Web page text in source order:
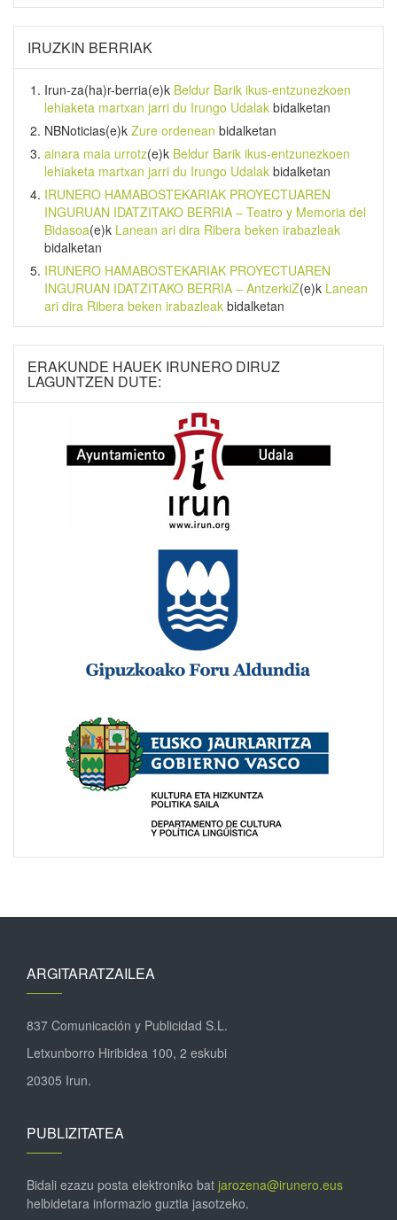
IRUZKIN BERRIAK
Irun-za(ha)r-berria(e)k Beldur Barik ikus-entzunezkoen
lehiaketa martxan jarri du Irungo Udalak bidalketan
NBNoticias(e)k Zure ordenean bidalketan
ainara maia urrotz(e)k Beldur Barik ikus-entzunezkoen
lehiaketa martxan jarri du Irungo Udalak bidalketan
IRUNERO HAMABOSTEKARIAK PROYECTUAREN
INGURUAN IDATZITAKO BERRIA – Teatro y Memoria del
Bidasoa(e)k Lanean ari dira Ribera beken irabazleak
bidalketan
IRUNERO HAMABOSTEKARIAK PROYECTUAREN
INGURUAN IDATZITAKO BERRIA – AntzerkiZ(e)k Lanean
ari dira Ribera beken irabazleak bidalketan
ERAKUNDE HAUEK IRUNERO DIRUZ
LAGUNTZEN DUTE:
ARGITARATZAILEA
837 Comunicación y Publicidad S.L.
Letxunborro Hiribidea 100, 2 eskubi
20305 Irun.
PUBLIZITATEA
Bidali ezazu posta elektroniko bat jarozena@irunero.eus
helbidetara informazio guztia jasotzeko.